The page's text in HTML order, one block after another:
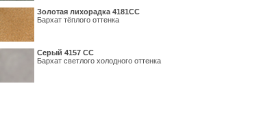
Золотая лихорадка 4181СС
Бархат тёплого оттенка
Серый 4157 СС
Бархат светлого холодного оттенка